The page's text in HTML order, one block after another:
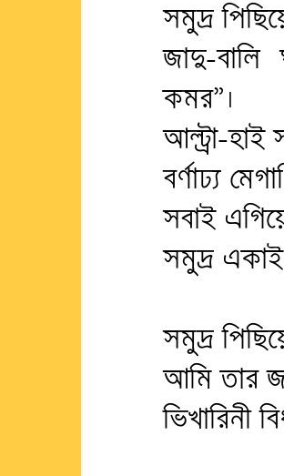
সমুদ্র
জাদু-বালি
কমর”।
আল্ট্রা-হাই
বর্ণাঢ্য
সবাই
সমুদ্র
সমুদ্র
আমি তার
ভিখারিনী